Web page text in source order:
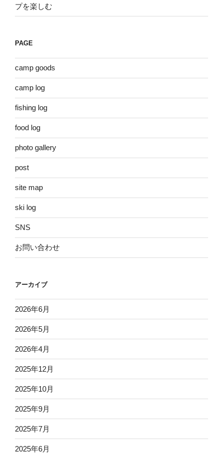
プを楽しむ
PAGE
camp goods
camp log
fishing log
food log
photo gallery
post
site map
ski log
SNS
お問い合わせ
アーカイブ
2026年6月
2026年5月
2026年4月
2025年12月
2025年10月
2025年9月
2025年7月
2025年6月